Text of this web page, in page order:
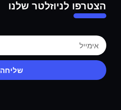
הצטרפו לניוזלטר שלנו
שליחה